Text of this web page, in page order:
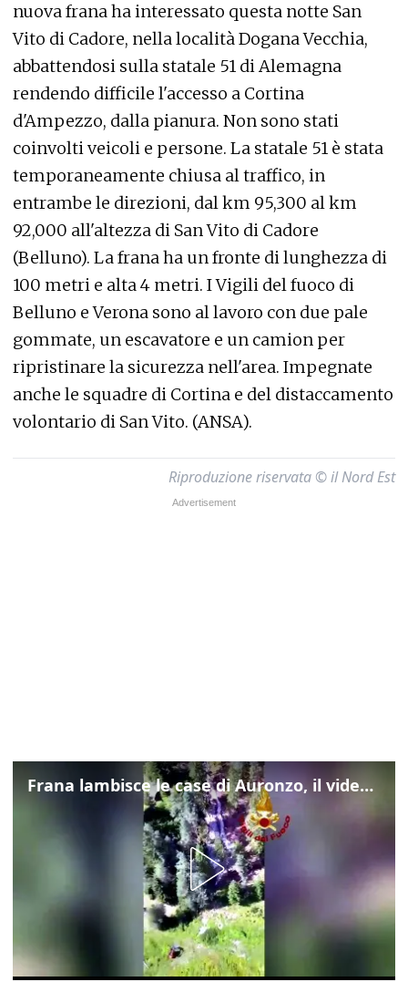
nuova frana ha interessato questa notte San
Vito di Cadore, nella località Dogana Vecchia,
abbattendosi sulla statale 51 di Alemagna
rendendo difficile l'accesso a Cortina
d'Ampezzo, dalla pianura. Non sono stati
coinvolti veicoli e persone. La statale 51 è stata
temporaneamente chiusa al traffico, in
entrambe le direzioni, dal km 95,300 al km
92,000 all'altezza di San Vito di Cadore
(Belluno). La frana ha un fronte di lunghezza di
100 metri e alta 4 metri. I Vigili del fuoco di
Belluno e Verona sono al lavoro con due pale
gommate, un escavatore e un camion per
ripristinare la sicurezza nell'area. Impegnate
anche le squadre di Cortina e del distaccamento
volontario di San Vito. (ANSA).
Riproduzione riservata © il Nord Est
Frana lambisce le case di Auronzo, il video dall'elicottero dei vigili del fuoco